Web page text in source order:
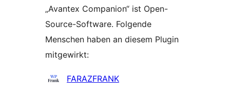
„Avantex Companion“ ist Open-
Source-Software. Folgende
Menschen haben an diesem Plugin
mitgewirkt:
Mitwirkende
FARAZFRANK